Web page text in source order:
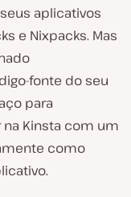
aplicativos
e Nixpacks. Mas
fonte do seu
para
Kinsta com um
como